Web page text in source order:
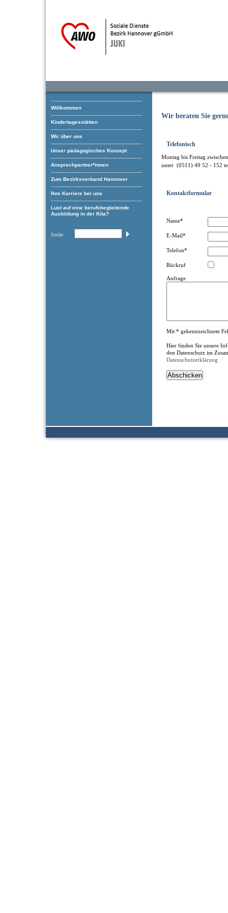
Willkommen
Kindertagesstätten
Wir über uns
Unser pädagogisches Konzept
Ansprechpartner*innen
Zum Bezirksverband Hannover
Ihre Karriere bei uns
Lust auf eine berufsbegleitende
Ausbildung in der Kita?
Suche
Wir beraten Sie
Telefonisch
Montag bis Freitag
unter (0511) 49 52 - 152
Kontaktformular
Name*
E-Mail*
Telefon*
Rückruf
Anfrage
Mit * gekennzeichnete
Hier finden Sie unsere
den Datenschutz im
Datenschutzerklärung